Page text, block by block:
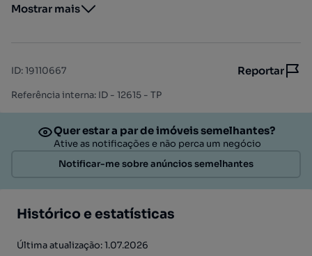
Mostrar mais
ID:19110667 Reportar
Referência interna: ID - 12615 - TP
Quer estar a par de imóveis semelhantes?
Ative as notificações e não perca um negócio
Notificar-me sobre anúncios semelhantes
Histórico e estatísticas
Última atualização: 1.07.2026